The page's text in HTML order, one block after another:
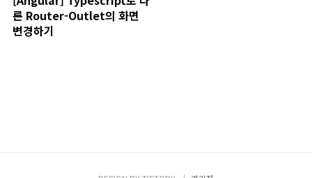
른 Router-Outlet의 화면
변경하기